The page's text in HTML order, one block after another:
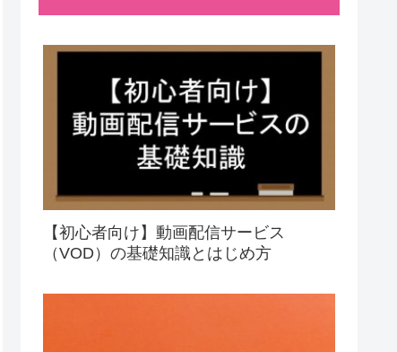
【初心者向け】動画配信サービス
（VOD）の基礎知識とはじめ方